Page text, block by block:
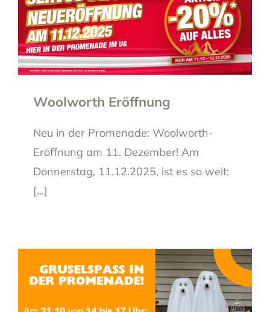
Woolworth Eröffnung
Woolworth Eröffnung
Neu in der Promenade: Woolworth-
Eröffnung am 11. Dezember! Am
Donnerstag, 11.12.2025, ist es so weit:
[…]